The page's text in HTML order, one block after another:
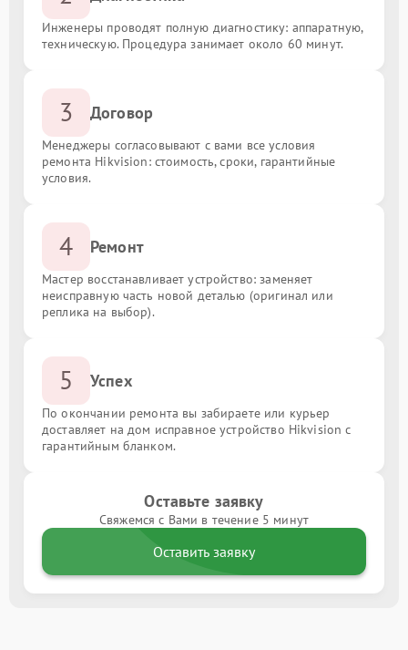
Инженеры проводят полную диагностику: аппаратную,
техническую. Процедура занимает около 60 минут.
3 Договор
Менеджеры согласовывают с вами все условия
ремонта Hikvision: стоимость, сроки, гарантийные
условия.
4 Ремонт
Мастер восстанавливает устройство: заменяет
неисправную часть новой деталью (оригинал или
реплика на выбор).
5 Успех
По окончании ремонта вы забираете или курьер
доставляет на дом исправное устройство Hikvision с
гарантийным бланком.
Оставьте заявку
Свяжемся с Вами в течение 5 минут
Оставить заявку